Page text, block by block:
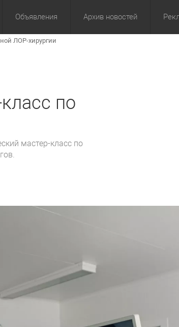
Политика
Объявления Архив новостей
ЛОР-хирургии
по
мастер-класс по